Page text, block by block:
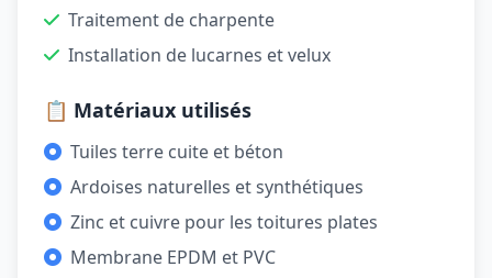
Traitement de charpente
Installation de lucarnes et velux
📋 Matériaux utilisés
Tuiles terre cuite et béton
Ardoises naturelles et synthétiques
Zinc et cuivre pour les toitures plates
Membrane EPDM et PVC